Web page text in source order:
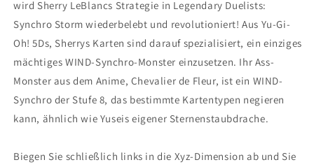
wird Sherry LeBlancs Strategie in Legendary Duelists:
Synchro Storm wiederbelebt und revolutioniert! Aus Yu-Gi-
Oh! 5Ds, Sherrys Karten sind darauf spezialisiert, ein einziges
mächtiges WIND-Synchro-Monster einzusetzen. Ihr Ass-
Monster aus dem Anime, Chevalier de Fleur, ist ein WIND-
Synchro der Stufe 8, das bestimmte Kartentypen negieren
kann, ähnlich wie Yuseis eigener Sternenstaubdrache.
Biegen Sie schließlich links in die Xyz-Dimension ab und Sie